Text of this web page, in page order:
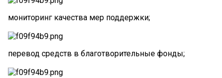
мониторинг качества мер поддержки;
перевод средств в благотворительные фонды;